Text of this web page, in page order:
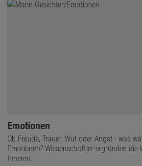
Emotionen
Ob Freude, Trauer, Wut oder Angst - was
Emotionen? Wissenschaftler ergründen die
Inneren.